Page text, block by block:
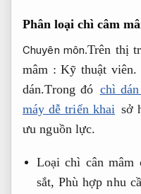
Phân loại chì câm
Chuyên môn.Trên thị
mâm :Kỹ thuật viên.
dán.Trong đó chì
máy dễ triển khai sở
ưu nguồn lực.
Loại chì cân mâm
sắt, Phù hợp nhu